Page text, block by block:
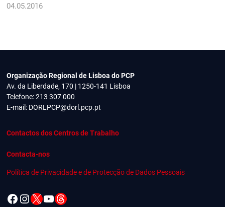
04.05.2016
Organização Regional de Lisboa do PCP
Av. da Liberdade, 170 | 1250-141 Lisboa
Telefone: 213 307 000
E-mail: DORLPCP@dorl.pcp.pt
Contactos dos Centros de Trabalho
Contacta-nos
Política de Privacidade e de Protecção de Dados Pessoais
Facebook
Instagram
X YouTube
Threads